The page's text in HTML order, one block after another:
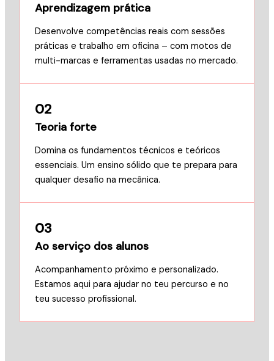
Aprendizagem prática
Desenvolve competências reais com sessões
práticas e trabalho em oficina – com motos de
multi-marcas e ferramentas usadas no mercado.
02
Teoria forte
Domina os fundamentos técnicos e teóricos
essenciais. Um ensino sólido que te prepara para
qualquer desafio na mecânica.
03
Ao serviço dos alunos
Acompanhamento próximo e personalizado.
Estamos aqui para ajudar no teu percurso e no
teu sucesso profissional.